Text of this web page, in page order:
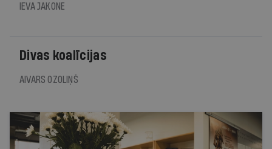
IEVA JAKONE
Divas koalīcijas
AIVARS OZOLIŅŠ